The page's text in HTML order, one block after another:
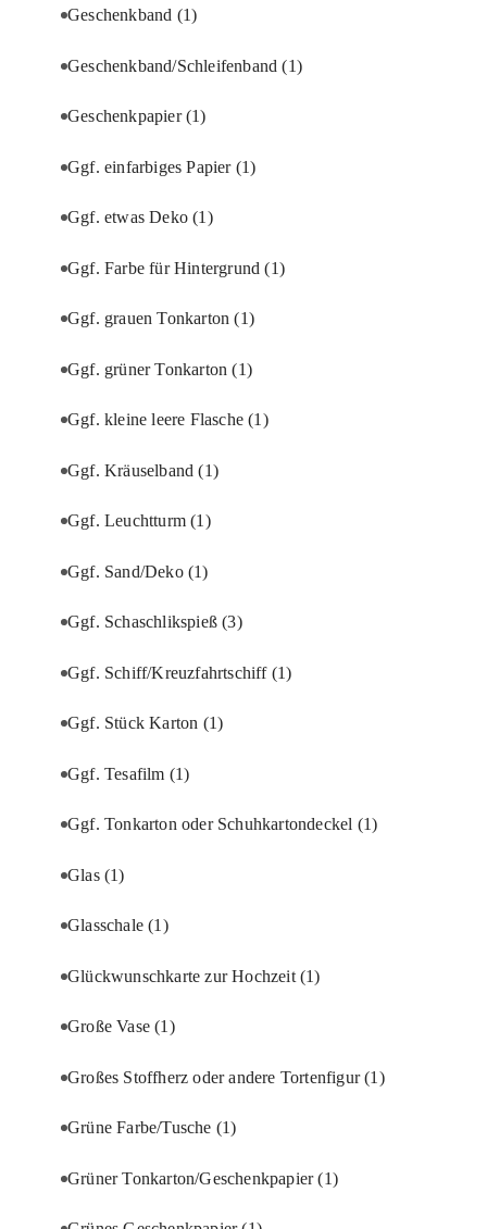
Geschenkband (1)
Geschenkband/Schleifenband(1)
Geschenkpapier(1)
Ggf. einfarbiges Papier (1)
Ggf. etwas Deko(1)
Ggf. Farbe für Hintergrund(1)
Ggf. grauen Tonkarton(1)
Ggf. grüner Tonkarton(1)
Ggf. kleine leere Flasche(1)
Ggf. Kräuselband(1)
Ggf. Leuchtturm(1)
Ggf. Sand/Deko (1)
Ggf. Schaschlikspieß(3)
Ggf. Schiff/Kreuzfahrtschiff (1)
Ggf. Stück Karton (1)
Ggf. Tesafilm (1)
Ggf. Tonkarton oder Schuhkartondeckel (1)
Glas (1)
Glasschale(1)
Glückwunschkarte zur Hochzeit (1)
Große Vase(1)
Großes Stoffherz oder andere Tortenfigur(1)
Grüne Farbe/Tusche (1)
Grüner Tonkarton/Geschenkpapier(1)